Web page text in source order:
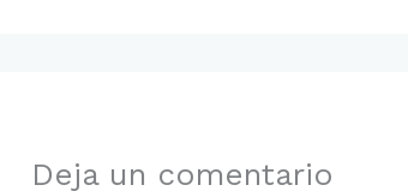
Deja un comentario